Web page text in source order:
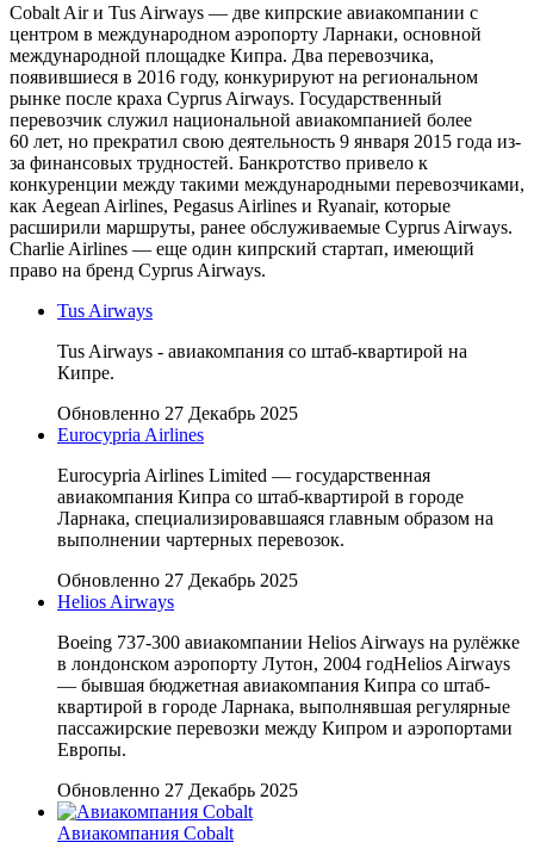
Cobalt Air и Tus Airways — две кипрские авиакомпании с
центром в международном аэропорту Ларнаки, основной
международной площадке Кипра. Два перевозчика,
появившиеся в 2016 году, конкурируют на региональном
рынке после краха Cyprus Airways. Государственный
перевозчик служил национальной авиакомпанией более
60 лет, но прекратил свою деятельность 9 января 2015 года из-
за финансовых трудностей. Банкротство привело к
конкуренции между такими международными перевозчиками,
как Aegean Airlines, Pegasus Airlines и Ryanair, которые
расширили маршруты, ранее обслуживаемые Cyprus Airways.
Charlie Airlines — еще один кипрский стартап, имеющий
право на бренд Cyprus Airways.
Tus Airways
Tus Airways - авиакомпания со штаб-квартирой на
Кипре.
Обновленно 27 Декабрь 2025
Eurocypria Airlines
Eurocypria Airlines Limited — государственная
авиакомпания Кипра со штаб-квартирой в городе
Ларнака, специализировавшаяся главным образом на
выполнении чартерных перевозок.
Обновленно 27 Декабрь 2025
Helios Airways
Boeing 737-300 авиакомпании Helios Airways на рулёжке
в лондонском аэропорту Лутон, 2004 годHelios Airways
— бывшая бюджетная авиакомпания Кипра со штаб-
квартирой в городе Ларнака, выполнявшая регулярные
пассажирские перевозки между Кипром и аэропортами
Европы.
Обновленно 27 Декабрь 2025
Авиакомпания Cobalt